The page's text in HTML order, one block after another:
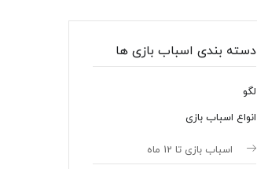
دسته بندی اسباب بازی ها
لگو
انواع اسباب بازی
اسباب بازی تا 12 ماه